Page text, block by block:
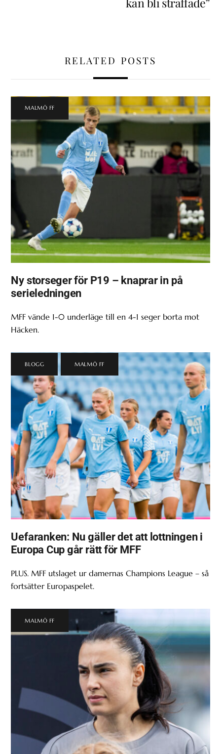
RELATED POSTS
MALMÖ FF
Ny storseger för P19 – knaprar in på
serieledningen
MFF vände 1-0 underläge till en 4-1 seger borta mot
Häcken.
BLOGG , MALMÖ FF
Uefaranken: Nu gäller det att lottningen i
Europa Cup går rätt för MFF
PLUS. MFF utslaget ur damernas Champions League – så
fortsätter Europaspelet.
MALMÖ FF